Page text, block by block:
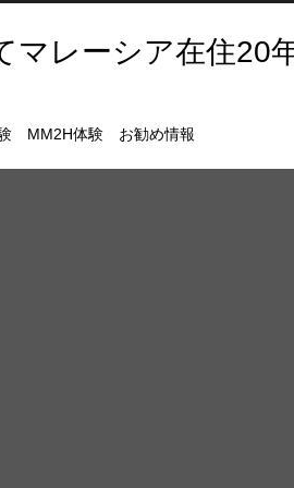
マレーシア在住20
MM2H体験 お勧め情報